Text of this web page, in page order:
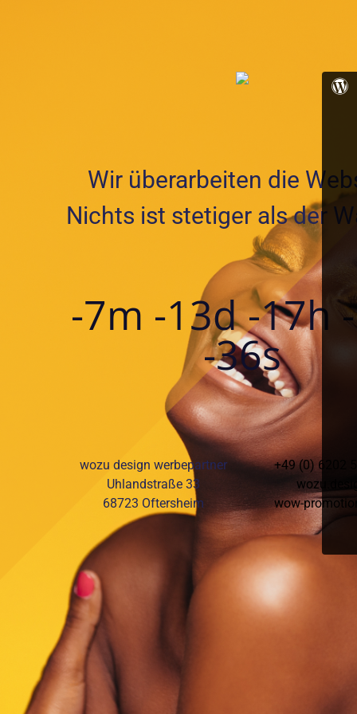
Wir überarbeiten die
Nichts ist stetiger als der
-7m -13d -17h
-36s
wozu design werbepartner
Uhlandstraße 33
68723 Oftersheim
+49 (0) 6202
wow-